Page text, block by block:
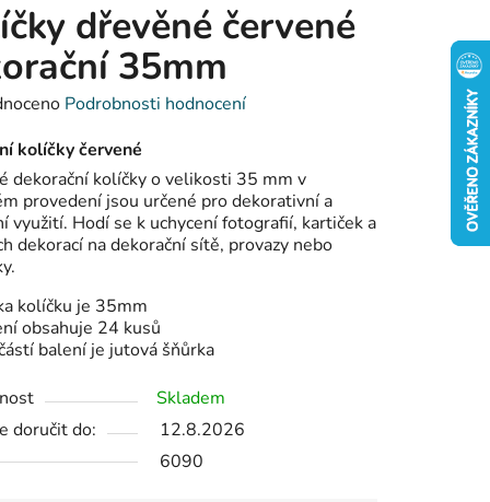
dřevěné červené
35mm
Podrobnosti hodnocení
kolíčky červené
dekorační kolíčky o velikosti 35 mm v
provedení jsou určené pro dekorativní a
využití. Hodí se k uchycení fotografií, kartiček a
dekorací na dekorační sítě, provazy nebo
kolíčku je 35mm
obsahuje 24 kusů
balení je jutová šňůrka
Skladem
doručit do:
12.8.2026
6090